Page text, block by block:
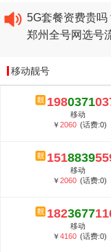
5G套餐资费贵吗
郑州全号网选号
2020​联通最新套
2020​电信最新套
5G套餐资费贵
郑州全号网选号
移动靓号
1980371
移动
￥2060 (话费:0)
1518839
移动
￥2060 (话费:0)
1823677
移动
￥4160 (话费:0)